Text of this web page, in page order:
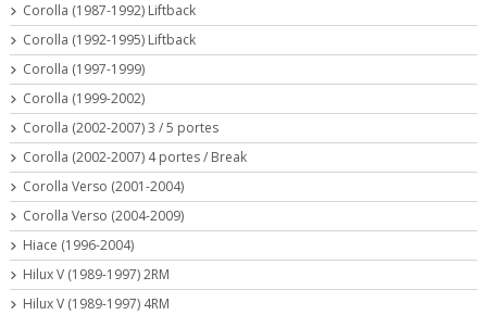
Corolla (1987-1992) Liftback
Corolla (1992-1995) Liftback
Corolla (1997-1999)
Corolla (1999-2002)
Corolla (2002-2007) 3 / 5 portes
Corolla (2002-2007) 4 portes / Break
Corolla Verso (2001-2004)
Corolla Verso (2004-2009)
Hiace (1996-2004)
Hilux V (1989-1997) 2RM
Hilux V (1989-1997) 4RM